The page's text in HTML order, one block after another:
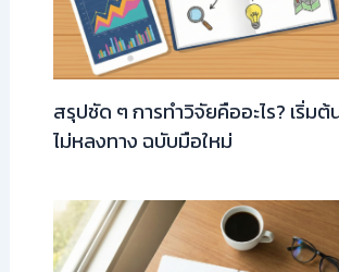
สรุปชัด ๆ การทำวิจัยคืออะไร? เริ่มต้
ไม่หลงทาง ฉบับมือใหม่